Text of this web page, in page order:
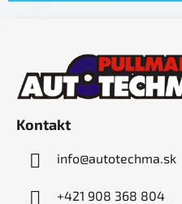
Kontakt
info@autotechma.sk
+421 908 368 804